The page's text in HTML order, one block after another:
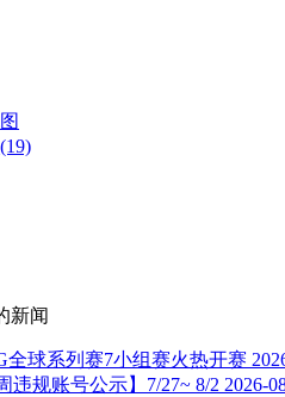
(19)
新闻
全球系列赛7小组赛火热开赛
违规账号公示】7/27~ 8/2 2026-